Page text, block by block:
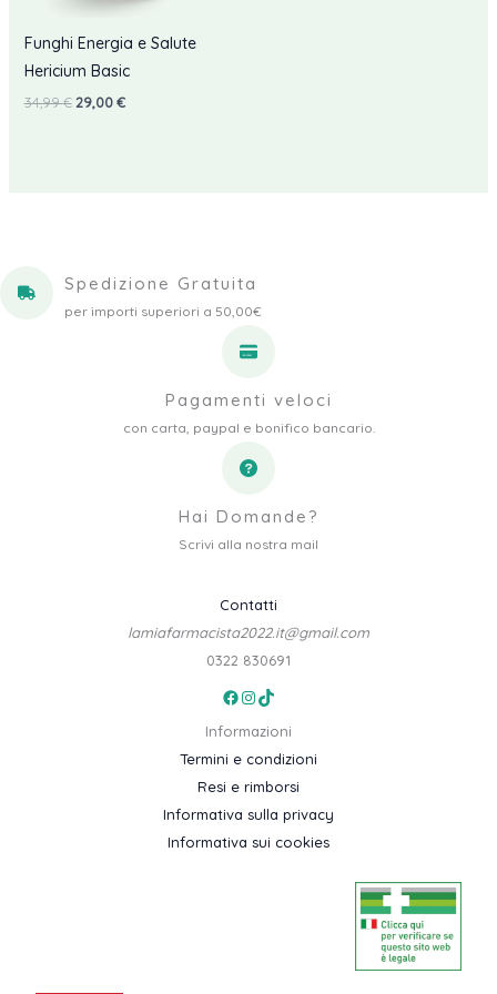
Funghi Energia e Salute
Hericium Basic
34,99€ Il
29,00€Il
Spedizione Gratuita
per importi superiori a 50,00€
Pagamenti veloci
con carta, paypal e bonifico bancario.
Hai Domande?
Scrivi alla nostra mail
Contatti
lamiafarmacista2022.it@gmail.com
0322 830691
Facebook
Instagram
TikTok
Informazioni
Termini e condizioni
Resi e rimborsi
Informativa sulla privacy
Informativa sui cookies